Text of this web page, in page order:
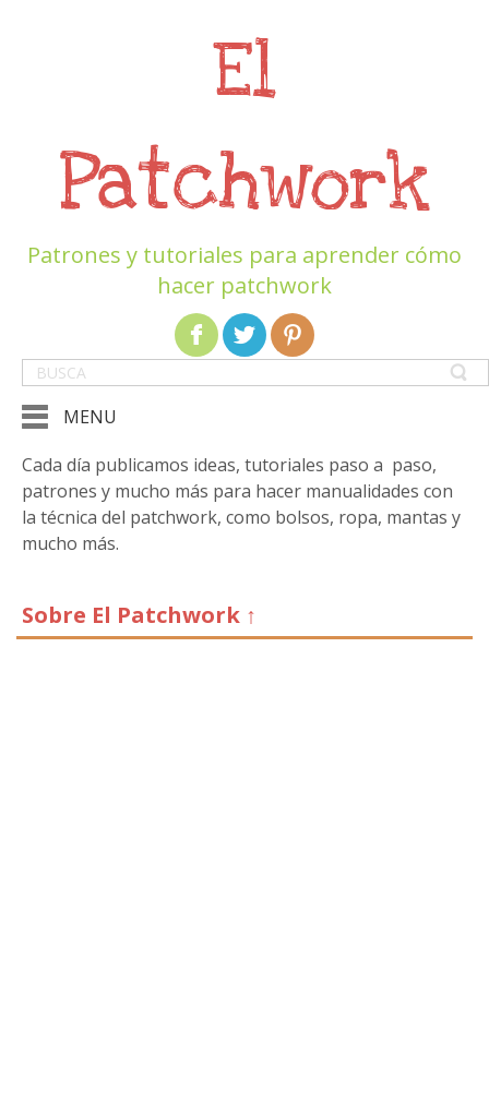
El
Patchwork
Patrones y tutoriales para aprender cómo
hacer patchwork
MENU
Cada día publicamos ideas, tutoriales paso a paso,
patrones y mucho más para hacer manualidades con
la técnica del patchwork, como bolsos, ropa, mantas y
mucho más.
Sobre El Patchwork ↑